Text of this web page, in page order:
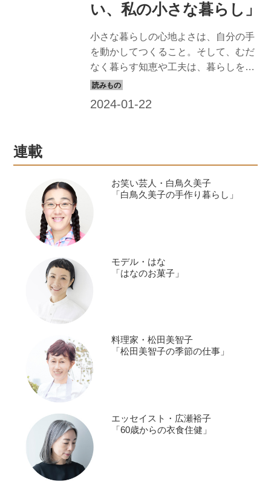
い、私の小さな暮らし」
小さな暮らしの心地よさは、自分の手
を動かしてつくること。そして、むだ
なく暮らす知恵や工夫は、暮らしを豊
かにしてくれます。「in-kyo」店主の長
連載
お笑い芸人・白鳥久美子
「白鳥久美子の手作り暮らし」
モデル・はな
「はなのお菓子」
料理家・松田美智子
「松田美智子の季節の仕事」
エッセイスト・広瀬裕子
「60歳からの衣食住健」